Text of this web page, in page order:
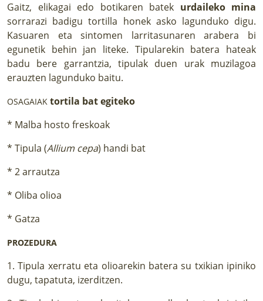
Gaitz, elikagai edo botikaren batek urdaileko mina
sorrarazi badigu tortilla honek asko lagunduko digu.
Kasuaren eta sintomen larritasunaren arabera bi
egunetik behin jan liteke. Tipularekin batera hateak
badu bere garrantzia, tipulak duen urak muzilagoa
erauzten lagunduko baitu.
OSAGAIAK tortila bat egiteko
* Malba hosto freskoak
* Tipula (Allium cepa) handi bat
* 2 arrautza
* Oliba olioa
* Gatza
PROZEDURA
1. Tipula xerratu eta olioarekin batera su txikian ipiniko
dugu, tapatuta, izerditzen.